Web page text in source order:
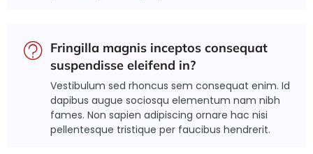
Fringilla magnis inceptos consequat
suspendisse eleifend in?
Vestibulum sed rhoncus sem consequat enim. Id
dapibus augue sociosqu elementum nam nibh
fames. Non sapien adipiscing ornare hac nisi
pellentesque tristique per faucibus hendrerit.